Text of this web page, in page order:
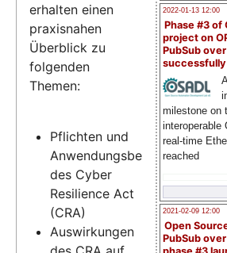
2022-01-13 12:00
Phase #3 of
project on
PubSub over
milestone on
interoperable
real-time
reached
2021-02-09 12:00
Open
PubSub
erhalten einen
praxisnahen
Überblick zu
folgenden
Themen:
Pflichten und
Anwendungsbereich
des Cyber
Resilience Act
(CRA)
Auswirkungen